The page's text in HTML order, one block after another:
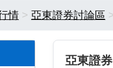
情 亞東證券討論區
亞東證券